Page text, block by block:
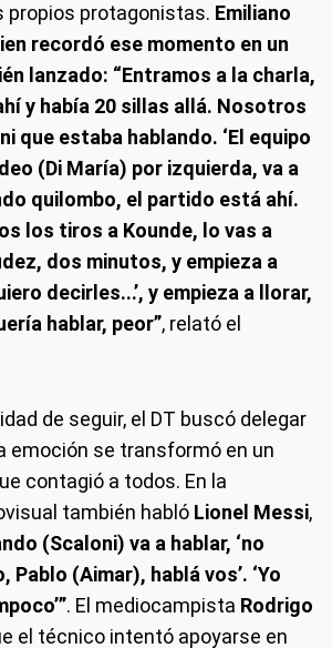
propios protagonistas. Emiliano
recordó ese momento en un
lanzado: “Entramos a la charla,
y había 20 sillas allá. Nosotros
que estaba hablando. ‘El equipo
(Di María) por izquierda, va a
quilombo, el partido está ahí.
los tiros a Kounde, lo vas a
dos minutos, y empieza a
decirles...’, y empieza a llorar,
hablar, peor”, relató el
de seguir, el DT buscó delegar
emoción se transformó en un
contagió a todos. En la
también habló Lionel Messi,
(Scaloni) va a hablar, ‘no
Pablo (Aimar), hablá vos’. ‘Yo
. El mediocampista Rodrigo
el técnico intentó apoyarse en